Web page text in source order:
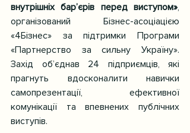
внутрішніх бар’єрів перед виступом»,
організований Бізнес-асоціацією
«4Бізнес» за підтримки Програми
«Партнерство за сильну Україну».
Захід об’єднав 24 підприємців, які
прагнуть вдосконалити навички
самопрезентації, ефективної
комунікації та впевнених публічних
виступів.